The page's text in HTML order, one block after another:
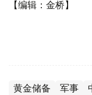
【编辑：金桥】
黄金储备 军事